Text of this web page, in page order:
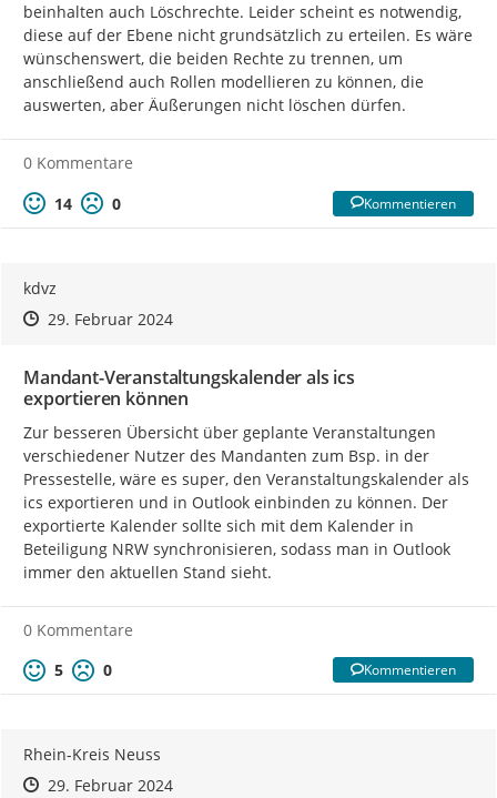
beinhalten auch Löschrechte. Leider scheint es notwendig,
diese auf der Ebene nicht grundsätzlich zu erteilen. Es wäre
wünschenswert, die beiden Rechte zu trennen, um
anschließend auch Rollen modellieren zu können, die
auswerten, aber Äußerungen nicht löschen dürfen.
0 Kommentare
14
0 Kommentieren
kdvz
Zeitpunkt des Erstellens
Zeitpunkt des Erstellens
29. Februar 2024Zur Äußerung
Mandant-Veranstaltungskalender als ics
exportieren können
Zur besseren Übersicht über geplante Veranstaltungen
verschiedener Nutzer des Mandanten zum Bsp. in der
Pressestelle, wäre es super, den Veranstaltungskalender als
ics exportieren und in Outlook einbinden zu können. Der
exportierte Kalender sollte sich mit dem Kalender in
Beteiligung NRW synchronisieren, sodass man in Outlook
immer den aktuellen Stand sieht.
0 Kommentare
5
0 Kommentieren
Rhein-Kreis Neuss
Zeitpunkt des Erstellens
Zeitpunkt des Erstellens
29. Februar 2024Zur Äußerung